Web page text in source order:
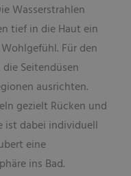
Wasserstrahlen
tief in die Haut ein
Für den
Seitendüsen
ausrichten.
gezielt Rücken und
ist dabei individuell
eine
ins Bad.